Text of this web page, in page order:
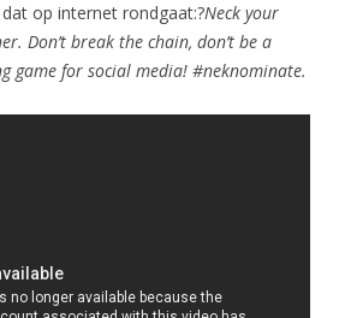
op internet rondgaat:?Neck your
Don’t break the chain, don’t be a
game for social media! #neknominate.